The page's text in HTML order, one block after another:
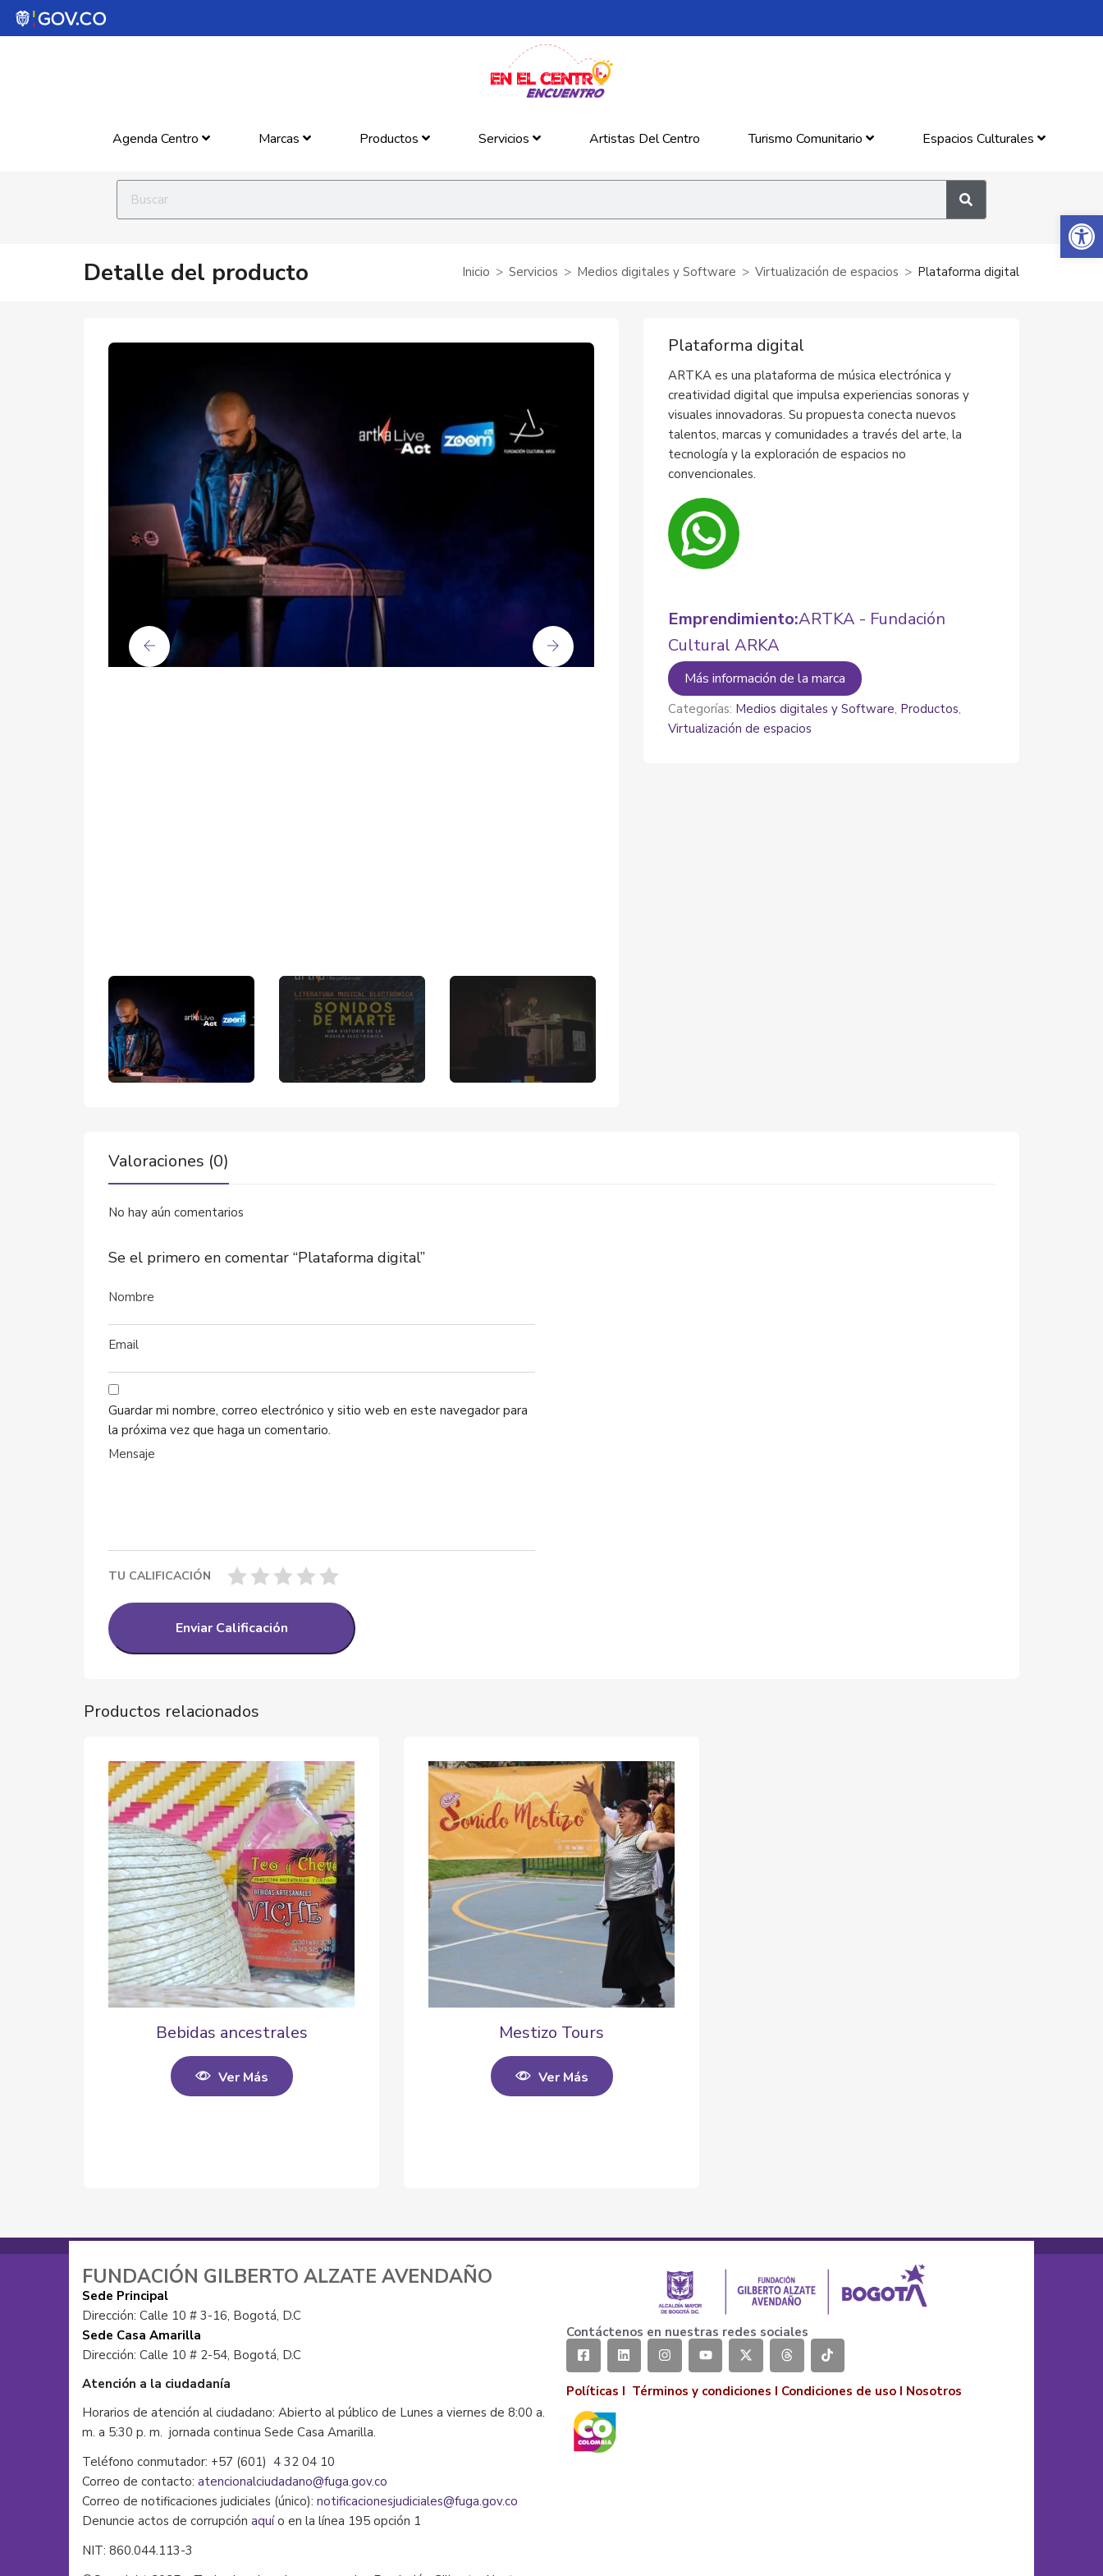
Abrir
Agenda Centro Marcas Productos Servicios Artistas Del Centro Turismo Comunitario Espacios Culturales
Detalle del producto Inicio Servicios Medios digitales y Software Virtualización de espacios Plataforma digital
Plataforma digital
ARTKA es una plataforma de música electrónica y
creatividad digital que impulsa experiencias sonoras y
visuales innovadoras. Su propuesta conecta nuevos
talentos, marcas y comunidades a través del arte, la
tecnología y la exploración de espacios no
convencionales.
Emprendimiento:ARTKA - Fundación
Cultural ARKA
Más información de la marca
Categorías: Medios digitales y Software, Productos,
Virtualización de espacios
Valoraciones (0)
No hay aún comentarios
Se el primero en comentar “Plataforma digital”
Guardar mi nombre, correo electrónico y sitio web en este navegador para
la próxima vez que haga un comentario.
TU CALIFICACIÓN
Productos relacionados
Bebidas ancestrales
Ver Más
Mestizo Tours
Ver Más
FUNDACIÓN GILBERTO ALZATE AVENDAÑO
Sede Principal
Dirección: Calle 10 # 3-16, Bogotá, D.C
Sede Casa Amarilla
Dirección: Calle 10 # 2-54, Bogotá, D.C
Atención a la ciudadanía
Horarios de atención al ciudadano: Abierto al público de Lunes a viernes de 8:00 a.
m. a 5:30 p. m. jornada continua Sede Casa Amarilla.
Teléfono conmutador: +57 (601) 4 32 04 10
Correo de contacto: atencionalciudadano@fuga.gov.co
Correo de notificaciones judiciales (único): notificacionesjudiciales@fuga.gov.co
Denuncie actos de corrupción aquío en la línea 195 opción 1
NIT: 860.044.113-3
Contáctenos en nuestras redes sociales
Políticas I Términos y condiciones I Condiciones de uso I Nosotros